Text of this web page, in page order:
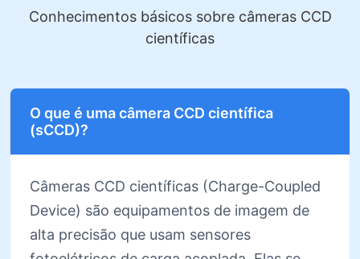
Conhecimentos básicos sobre câmeras CCD
científicas
O que é uma câmera CCD científica
(sCCD)?
Câmeras CCD científicas (Charge-Coupled
Device) são equipamentos de imagem de
alta precisão que usam sensores